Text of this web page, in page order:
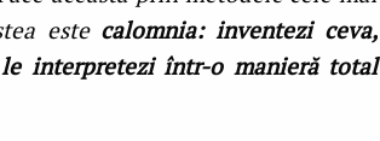
este calomnia: inventezi ceva,
interpretezi într-o manieră total